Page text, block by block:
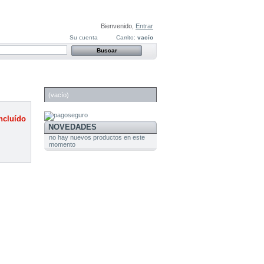
Bienvenido,
Entrar
Carrito: vacío
Su cuenta
(vacío)
NOVEDADES
no hay nuevos productos en este
momento